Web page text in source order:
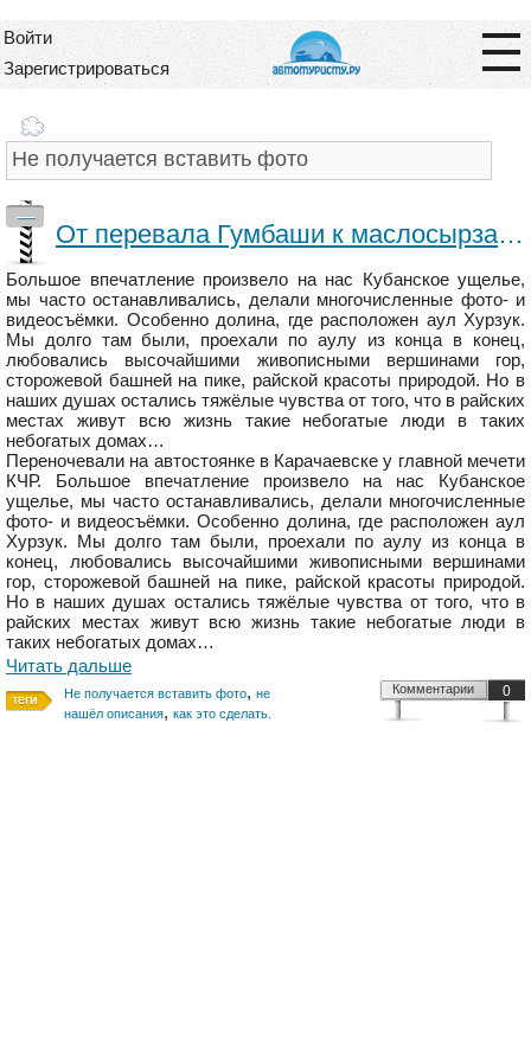
Войти
Зарегистрироваться
—
От перевала Гумбаши к маслосырзаводу на пузотёрке.
Большое впечатление произвело на нас Кубанское ущелье,
мы часто останавливались, делали многочисленные фото- и
видеосъёмки. Особенно долина, где расположен аул Хурзук.
Мы долго там были, проехали по аулу из конца в конец,
любовались высочайшими живописными вершинами гор,
сторожевой башней на пике, райской красоты природой. Но в
наших душах остались тяжёлые чувства от того, что в райских
местах живут всю жизнь такие небогатые люди в таких
небогатых домах…
Переночевали на автостоянке в Карачаевске у главной мечети
КЧР. Большое впечатление произвело на нас Кубанское
ущелье, мы часто останавливались, делали многочисленные
фото- и видеосъёмки. Особенно долина, где расположен аул
Хурзук. Мы долго там были, проехали по аулу из конца в
конец, любовались высочайшими живописными вершинами
гор, сторожевой башней на пике, райской красоты природой.
Но в наших душах остались тяжёлые чувства от того, что в
райских местах живут всю жизнь такие небогатые люди в
таких небогатых домах…
Читать дальше
Не получается вставить фото, не
нашёл описания, как это сделать.
0
Комментарии